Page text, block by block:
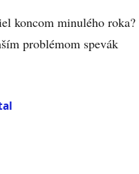
koncom minulého roka?
problémom spevák